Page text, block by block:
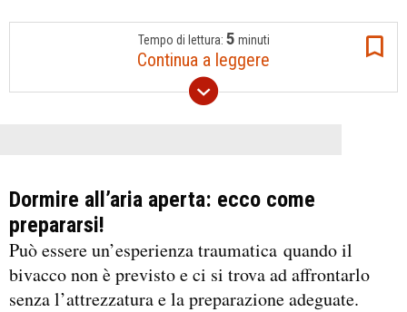
Tempo di lettura: 5 minuti
Continua a leggere
Dormire all’aria aperta: ecco come
prepararsi!
Può essere un’esperienza traumatica quando il
bivacco non è previsto e ci si trova ad affrontarlo
senza l’attrezzatura e la preparazione adeguate.